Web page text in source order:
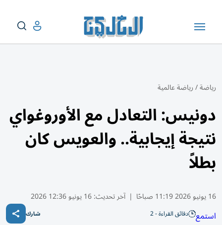
رياضة/رياضة عالمية
دونيس: التعادل مع الأوروغواي
نتيجة إيجابية.. والعويس كان
بطلاً
16 يونيو 2026 11:19 صباحًا | آخر تحديث:16 يونيو 12:36 2026
استمع دقائق القراءة - 2 شارك